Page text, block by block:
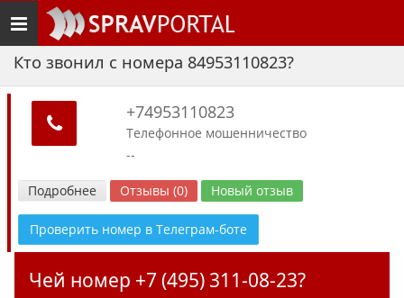
Toggle
navigation
Кто звонил с номера 84953110823?
+74953110823
Телефонное мошенничество
--
Подробнее Отзывы (0) Новый отзыв
Проверить номер в Телеграм-боте
Чей номер +7 (495) 311-08-23?